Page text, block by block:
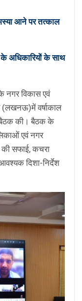
आने पर तत्काल
अधिकारियों के साथ
नगर विकास एवं
(लखनऊ)में वर्षाकाल
बैठक की। बैठक के
एवं नगर
की सफाई, कचरा
दिशा-निर्देश